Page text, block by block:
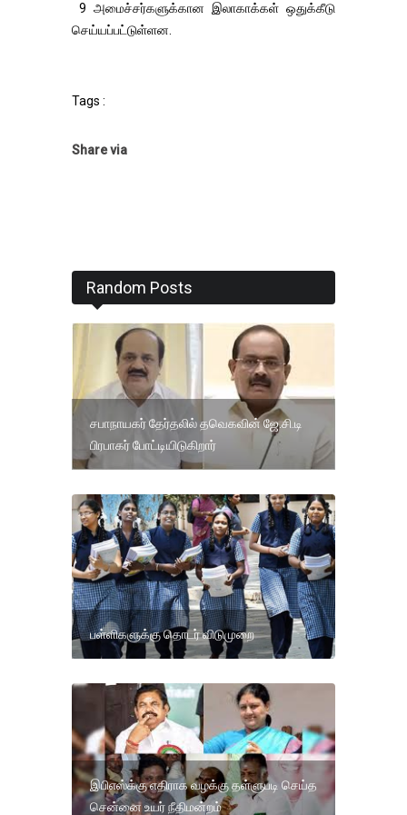
9 அமைச்சர்களுக்கான இலாகாக்கள் ஒதுக்கீடு
செய்யப்பட்டுள்ளன.
Tags :
Share via
Random Posts
சபாநாயகர் தேர்தலில் தவெகவின் ஜே.சி.டி
பிரபாகர் போட்டியிடுகிறார்
பள்ளிகளுக்கு தொடர் விடுமுறை
இபிஎஸ்க்கு எதிராக வழக்கு தள்ளுபடி செய்த
சென்னை உயர் நீதிமன்றம்